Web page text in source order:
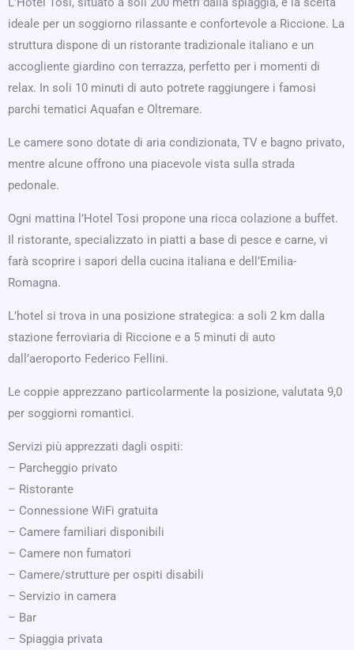
ideale per un soggiorno rilassante e confortevole a Riccione. La
struttura dispone di un ristorante tradizionale italiano e un
accogliente giardino con terrazza, perfetto per i momenti di
relax. In soli 10 minuti di auto potrete raggiungere i famosi
parchi tematici Aquafan e Oltremare.
Le camere sono dotate di aria condizionata, TV e bagno privato,
mentre alcune offrono una piacevole vista sulla strada
pedonale.
Ogni mattina l’Hotel Tosi propone una ricca colazione a buffet.
Il ristorante, specializzato in piatti a base di pesce e carne, vi
farà scoprire i sapori della cucina italiana e dell’Emilia-
Romagna.
L’hotel si trova in una posizione strategica: a soli 2 km dalla
stazione ferroviaria di Riccione e a 5 minuti di auto
dall’aeroporto Federico Fellini.
Le coppie apprezzano particolarmente la posizione, valutata 9,0
per soggiorni romantici.
Servizi più apprezzati dagli ospiti:
– Parcheggio privato
– Ristorante
– Connessione WiFi gratuita
– Camere familiari disponibili
– Camere non fumatori
– Camere/strutture per ospiti disabili
– Servizio in camera
– Bar
– Spiaggia privata